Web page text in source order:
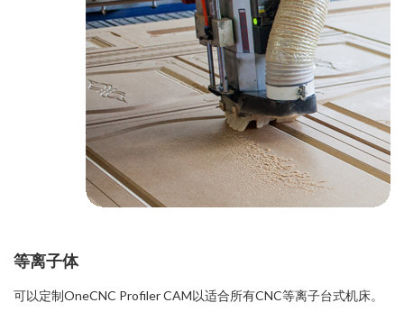
等离子体
可以定制OneCNC Profiler CAM以适合所有CNC等离子台式机床。